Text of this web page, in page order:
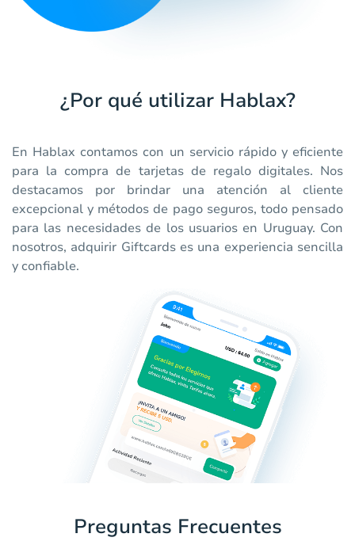
¿Por qué utilizar Hablax?
En Hablax contamos con un servicio rápido y eficiente
para la compra de tarjetas de regalo digitales. Nos
destacamos por brindar una atención al cliente
excepcional y métodos de pago seguros, todo pensado
para las necesidades de los usuarios en Uruguay. Con
nosotros, adquirir Giftcards es una experiencia sencilla
y confiable.
Preguntas Frecuentes